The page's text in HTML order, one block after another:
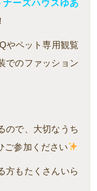
ナーズハウスゆあ
やペット専用観覧
でのファッション
ので、大切なうち
ご参加ください
方もたくさんいら